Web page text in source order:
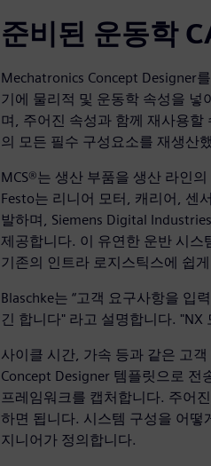
준비된 운동학
Mechatronics Concept Designer
기에 물리적 및 운동학 속성을 넣
며, 주어진 속성과 함께 재사용할
의 모든 필수 구성요소를 재생산
MCS®는 생산 부품을 생산 라인
Festo는 리니어 모터, 캐리어, 센
발하며, Siemens Digital
제공합니다. 이 유연한 운반 시스
기존의 인트라 로지스틱스에 쉽
Blaschke는 “고객 요구사항을 입
긴 합니다" 라고 설명합니다.
사이클 시간, 가속 등과 같은 고
Concept Designer 템플릿으로
프레임워크를 캡처합니다. 주어
하면 됩니다. 시스템 구성을 어떻
지니어가 정의합니다.